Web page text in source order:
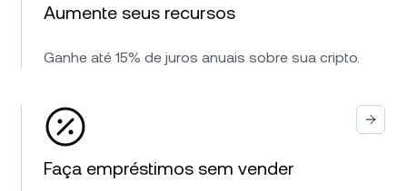
Aumente seus recursos
Ganhe até 15% de juros anuais sobre sua cripto.
Faça empréstimos sem vender